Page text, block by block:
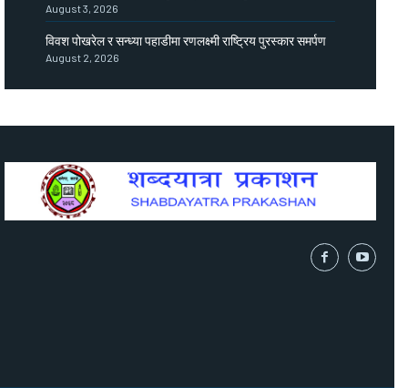
August 3, 2026
विवश पोखरेल र सन्ध्या पहाडीमा रणलक्ष्मी राष्ट्रिय पुरस्कार समर्पण
August 2, 2026